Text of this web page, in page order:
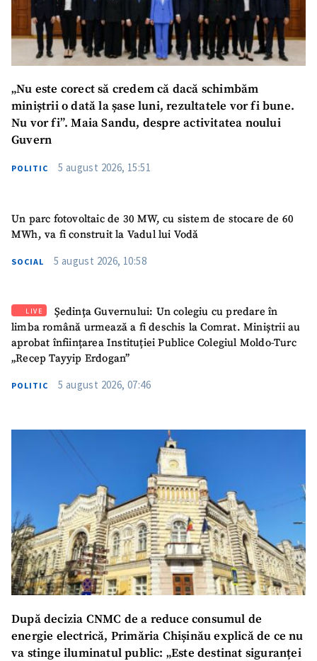
SUSȚINE
„Nu este corect să credem că dacă schimbăm
miniștrii o dată la șase luni, rezultatele vor fi bune.
Nu vor fi”. Maia Sandu, despre activitatea noului
Guvern
POLITIC 5 august 2026, 15:51
Un parc fotovoltaic de 30 MW, cu sistem de stocare de 60
MWh, va fi construit la Vadul lui Vodă
SOCIAL 5 august 2026, 10:58
LIVE
Ședința Guvernului: Un colegiu cu predare în
limba română urmează a fi deschis la Comrat. Miniștrii au
aprobat înființarea Instituției Publice Colegiul Moldo-Turc
„Recep Tayyip Erdogan”
POLITIC 5 august 2026, 07:46
După decizia CNMC de a reduce consumul de
energie electrică, Primăria Chișinău explică de ce nu
va stinge iluminatul public: „Este destinat siguranței